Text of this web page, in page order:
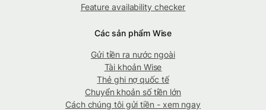
Feature availability checker
Các sản phẩm Wise
Gửi tiền ra nước ngoài
Tài khoản Wise
Thẻ ghi nợ quốc tế
Chuyển khoản số tiền lớn
Cách chúng tôi gửi tiền - xem ngay